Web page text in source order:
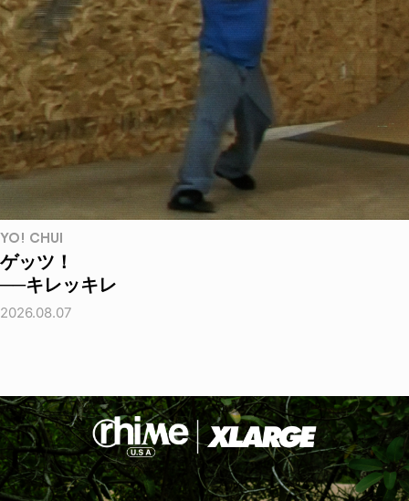
YO! CHUI
ゲッツ！
──キレッキレ
2026.08.07